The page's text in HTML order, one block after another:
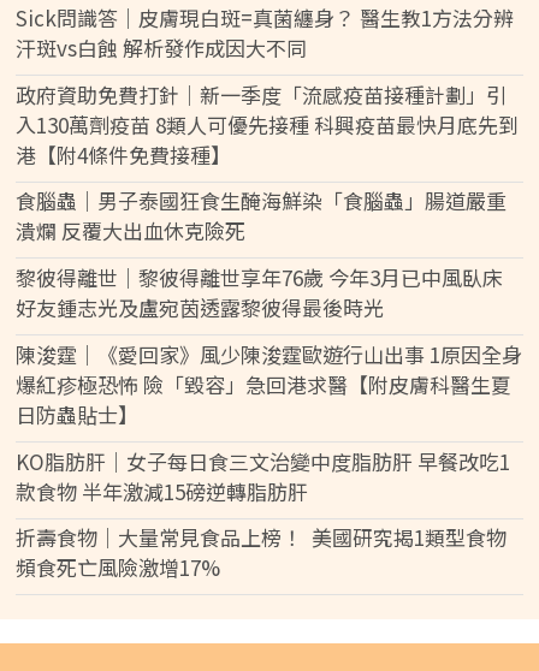
Sick問識答｜皮膚現白斑=真菌纏身？ 醫生教1方法分辨
汗斑vs白蝕 解析發作成因大不同
政府資助免費打針｜新一季度「流感疫苗接種計劃」引
入130萬劑疫苗 8類人可優先接種 科興疫苗最快月底先到
港【附4條件免費接種】
食腦蟲｜男子泰國狂食生醃海鮮染「食腦蟲」腸道嚴重
潰爛 反覆大出血休克險死
黎彼得離世｜黎彼得離世享年76歲 今年3月已中風臥床
好友鍾志光及盧宛茵透露黎彼得最後時光
陳浚霆｜《愛回家》風少陳浚霆歐遊行山出事 1原因全身
爆紅疹極恐怖 險「毀容」急回港求醫【附皮膚科醫生夏
日防蟲貼士】
KO脂肪肝｜女子每日食三文治變中度脂肪肝 早餐改吃1
款食物 半年激減15磅逆轉脂肪肝
折壽食物｜大量常見食品上榜！ 美國研究揭1類型食物
頻食死亡風險激增17%